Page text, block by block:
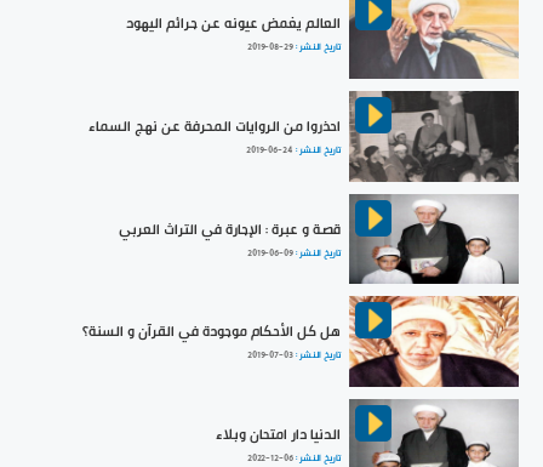
العالم يغمض عيونه عن جرائم اليهود
تاريخ النشر :2019-08-29
احذروا من الروايات المحرفة عن نهج السماء
تاريخ النشر : 2019-06-24
قصة و عبرة : الإجارة في التراث العربي
تاريخ النشر :2019-06-09
هل كل الأحكام موجودة في القرآن و السنة؟
تاريخ النشر :2019-07-03
الدنيا دار امتحان وبلاء
تاريخ النشر :2022-12-06